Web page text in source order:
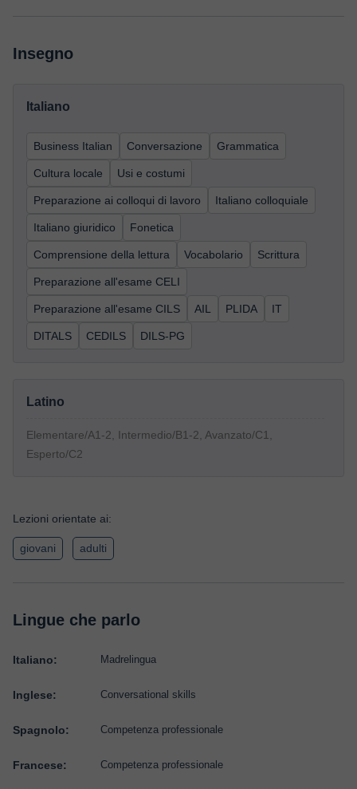
Insegno
Italiano
Business Italian Conversazione Grammatica
Cultura locale Usi e costumi
Preparazione ai colloqui di lavoro Italiano colloquiale
Italiano giuridico Fonetica
Comprensione della lettura Vocabolario Scrittura
Preparazione all'esame CELI
Preparazione all'esame CILS AIL PLIDA IT
DITALS CEDILS DILS-PG
Latino
Elementare/A1-2, Intermedio/B1-2, Avanzato/C1,
Esperto/C2
Lezioni orientate ai:
giovani adulti
Lingue che parlo
Italiano: Madrelingua
Inglese: Conversational skills
Spagnolo: Competenza professionale
Francese: Competenza professionale